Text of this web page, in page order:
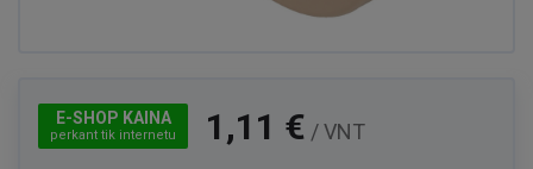
E-SHOP KAINA
perkant tik internetu 1,11 € / VNT